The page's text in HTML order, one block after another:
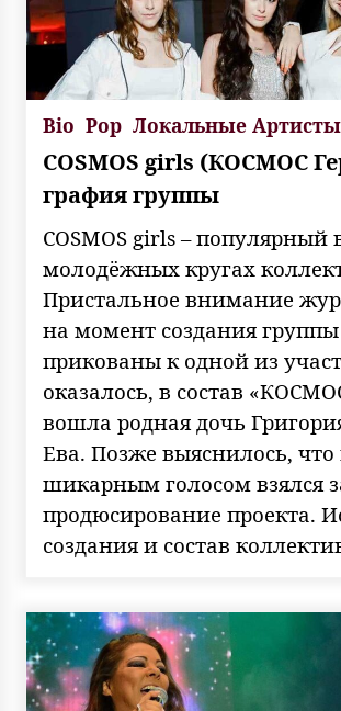
Bio Pop Локальные Артисты
COSMOS girls (КОСМОС
графия группы
COSMOS girls – популярный
молодёжных кругах
Пристальное внимание
на момент создания
прикованы к одной из
оказалось, в состав
вошла родная дочь
Ева. Позже выяснилось, что
шикарным голосом взялся
продюсирование проекта.
создания и состав